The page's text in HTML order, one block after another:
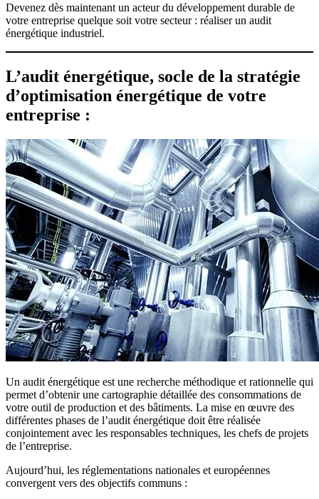
Devenez dès maintenant un acteur du développement durable de
votre entreprise quelque soit votre secteur : réaliser un audit
énergétique industriel.
L’audit énergétique, socle de la stratégie
d’optimisation énergétique de votre
entreprise :
Un audit énergétique est une recherche méthodique et rationnelle qui
permet d’obtenir une cartographie détaillée des consommations de
votre outil de production et des bâtiments. La mise en œuvre des
différentes phases de l’audit énergétique doit être réalisée
conjointement avec les responsables techniques, les chefs de projets
de l’entreprise.
Aujourd’hui, les réglementations nationales et européennes
convergent vers des objectifs communs :